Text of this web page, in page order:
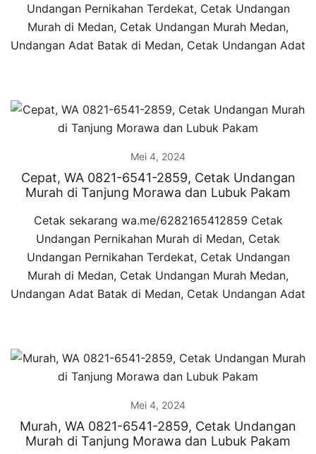
Undangan Pernikahan Terdekat, Cetak Undangan
Murah di Medan, Cetak Undangan Murah Medan,
Undangan Adat Batak di Medan, Cetak Undangan Adat
Mei 4, 2024
Cepat, WA 0821-6541-2859, Cetak Undangan
Murah di Tanjung Morawa dan Lubuk Pakam
Cetak sekarang wa.me/6282165412859 Cetak
Undangan Pernikahan Murah di Medan, Cetak
Undangan Pernikahan Terdekat, Cetak Undangan
Murah di Medan, Cetak Undangan Murah Medan,
Undangan Adat Batak di Medan, Cetak Undangan Adat
Mei 4, 2024
Murah, WA 0821-6541-2859, Cetak Undangan
Murah di Tanjung Morawa dan Lubuk Pakam